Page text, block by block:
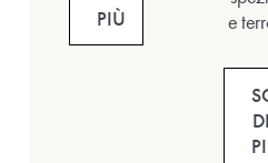
PIÙ
e
DI